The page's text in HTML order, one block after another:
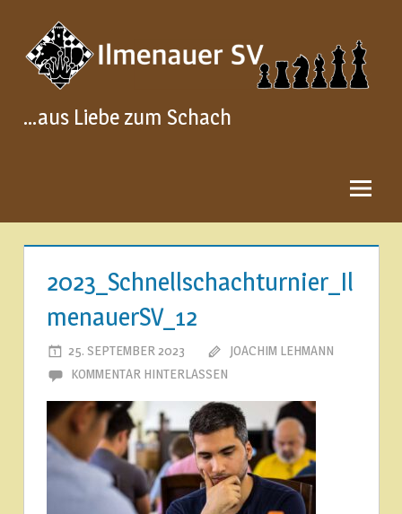
Inhalt
springen
…aus Liebe zum Schach
2023_Schnellschachturnier_Il
menauerSV_12
25. SEPTEMBER 2023
JOACHIM LEHMANN
KOMMENTAR HINTERLASSEN